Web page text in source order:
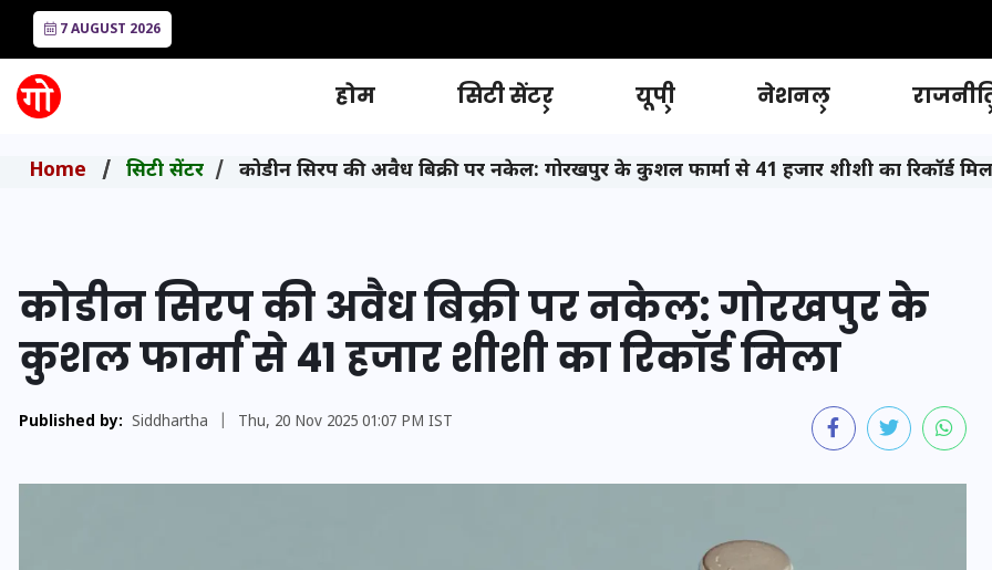
7 AUGUST 2026
होम सिटी सेंटर यूपी नेशनल
Home सिटी सेंटर कोडीन सिरप की अवैध बिक्री पर नकेल: गोरखपुर के कुशल फार्मा से 41 हजार शीशी का रिकॉर्ड
कोडीन सिरप की अवैध बिक्री पर नकेल: गोरखपुर के
कुशल फार्मा से 41 हजार शीशी का रिकॉर्ड मिला
Published by: Siddhartha Thu, 20 Nov 2025 01:07 PM IST